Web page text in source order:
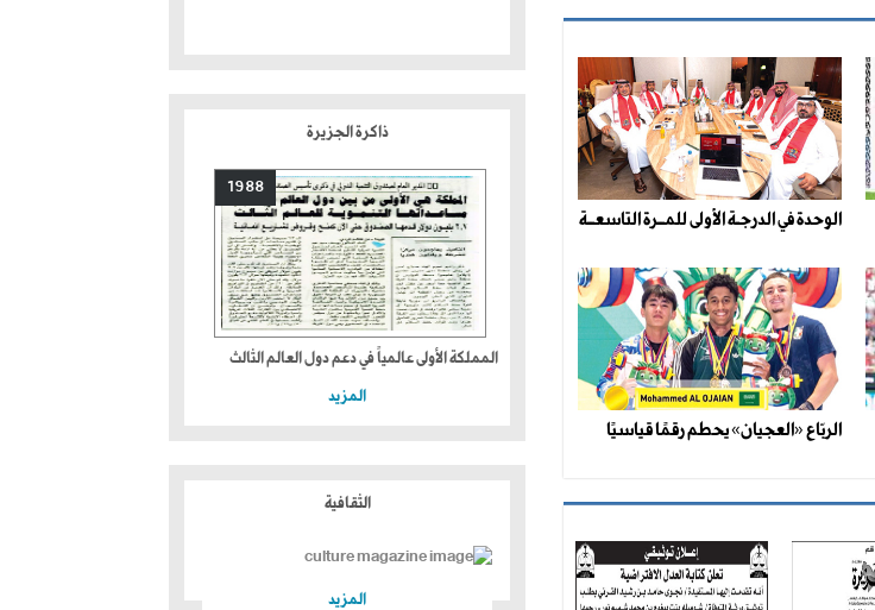
الوحدة في الدرجـة الأولى للمــرة التاسعــة
الربّاع «العجيان» يحطم رقمًا قياسيًا
ذاكرة الجزيرة
1988
المملكة الأولى عالمياً في دعم دول العالم الثالث
المزيد
الثقافية
المزيد